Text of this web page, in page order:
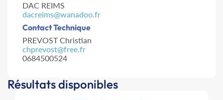
DAC REIMS
dacreims@wanadoo.fr
Contact Technique
PREVOST Christian
chprevost@free.fr
0684500524
Résultats disponibles